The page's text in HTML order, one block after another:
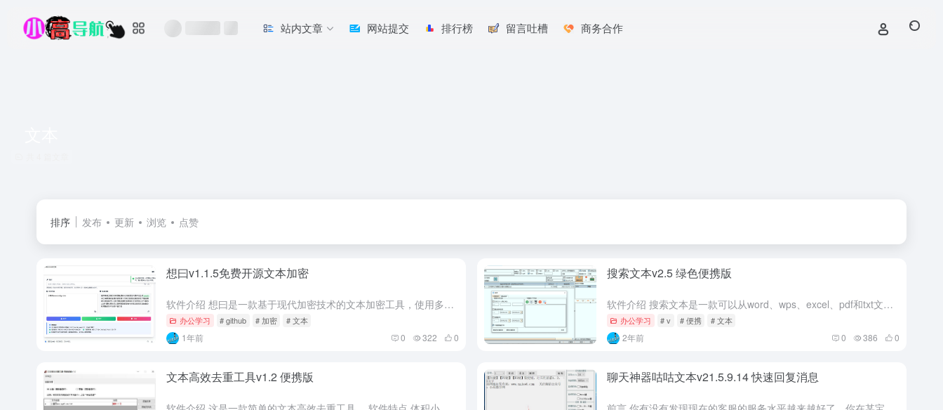
站内文章 网站提交 排行榜 留言吐槽 商务合作
排序 发布 更新 浏览 点赞
想曰v1.1.5免费开源文本加密
软件介绍 想曰是一款基于现代加密技术的文本加密工具，使用多算法级联加密方案，确保数据在本地完成加密/解密，保护隐私安全。 GitHub github.com/fzxx/XiangYue/release...
办公学习 # github # 加密 # 文本
1年前 0 322 0
搜索文本v2.5 绿色便携版
软件介绍 搜索文本是一款可以从word、wps、excel、pdf和txt文件中查找文本的工具，简单实用，完全不逊于Everything搜索工具。 软件特点 体积小，无需安装，操作简单 可以批量从do...
办公学习 # v # 便携 # 文本
2年前 0 386 0
文本高效去重工具v1.2 便携版 聊天神器咕咕文本v21.5.9.14 快速回复消息